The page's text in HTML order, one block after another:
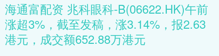
海通富配资 兆科眼科-B(06622.HK)午前
涨超3%，截至发稿，涨3.14%，报2.63
港元，成交额652.88万港元